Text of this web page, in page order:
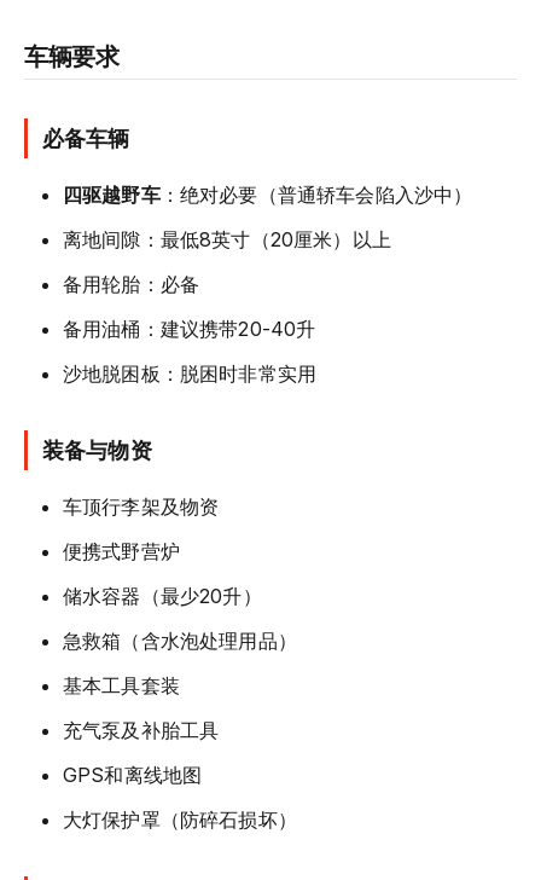
车辆要求
必备车辆
四驱越野车：绝对必要（普通轿车会陷入沙中）
离地间隙：最低8英寸（20厘米）以上
备用轮胎：必备
备用油桶：建议携带20-40升
沙地脱困板：脱困时非常实用
装备与物资
车顶行李架及物资
便携式野营炉
储水容器（最少20升）
急救箱（含水泡处理用品）
基本工具套装
充气泵及补胎工具
GPS和离线地图
大灯保护罩（防碎石损坏）